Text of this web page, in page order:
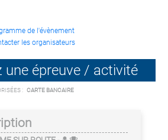
de l'évènement
les organisateurs
une épreuve / activité
: CARTE BANCAIRE